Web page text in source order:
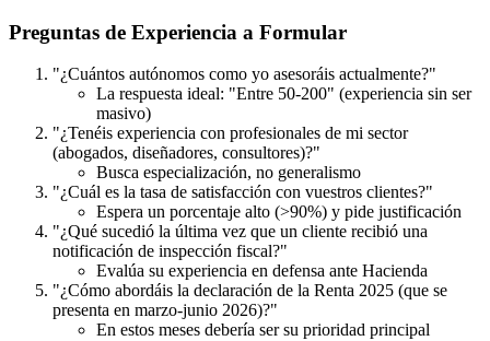
Preguntas de Experiencia a Formular
"¿Cuántos autónomos como yo asesoráis actualmente?"
La respuesta ideal: "Entre 50-200" (experiencia sin ser
masivo)
"¿Tenéis experiencia con profesionales de mi sector
(abogados, diseñadores, consultores)?"
Busca especialización, no generalismo
"¿Cuál es la tasa de satisfacción con vuestros clientes?"
Espera un porcentaje alto (>90%) y pide justificación
"¿Qué sucedió la última vez que un cliente recibió una
notificación de inspección fiscal?"
Evalúa su experiencia en defensa ante Hacienda
"¿Cómo abordáis la declaración de la Renta 2025 (que se
presenta en marzo-junio 2026)?"
En estos meses debería ser su prioridad principal